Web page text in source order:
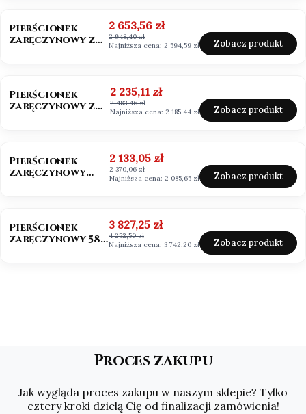
Pierścionek
zaręczynowy z
Cena promocyjna
2 653,56 zł
2 948,40 zł
Najniższa cena: 2 594,59 zł Zobacz produkt
Pierścionek
zaręczynowy z
Cena promocyjna
2 235,11 zł
2 483,46 zł
Najniższa cena: 2 185,44 zł Zobacz produkt
Pierścionek
zaręczynowy
Cena promocyjna
2 133,05 zł
2 370,06 zł
Najniższa cena: 2 085,65 zł Zobacz produkt
Pierścionek
zaręczynowy 585
Cena promocyjna
3 827,25 zł
4 252,50 zł
Najniższa cena: 3 742,20 zł Zobacz produkt
Proces zakupu
Jak wygląda proces zakupu w naszym sklepie? Tylko
cztery kroki dzielą Cię od finalizacji zamówienia!